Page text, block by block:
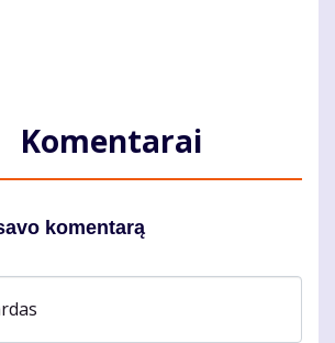
Komentarai
komentarą